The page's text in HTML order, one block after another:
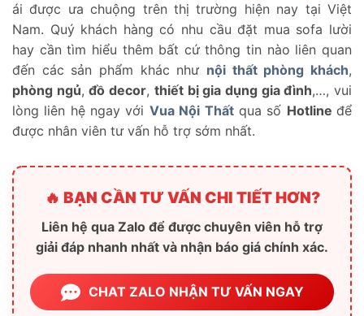
ái được ưa chuộng trên thị trường hiện nay tại Việt
Nam. Quý khách hàng có nhu cầu đặt mua sofa lười
hay cần tìm hiểu thêm bất cứ thông tin nào liên quan
đến các sản phẩm khác như nội thất phòng khách,
phòng ngủ,đồ decor, thiết bị gia dụng gia đình,…, vui
lòng liên hệ ngay với Vua Nội Thấtqua số Hotlineđể
được nhân viên tư vấn hỗ trợ sớm nhất.
🔥 BẠN CẦN TƯ VẤN CHI TIẾT HƠN?
Liên hệ qua Zalo để được chuyên viên hỗ trợ
giải đáp nhanh nhất và nhận báo giá chính xác.
CHAT ZALO NHẬN TƯ VẤN NGAY